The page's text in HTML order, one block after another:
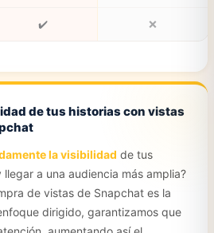
✔️ ❌
de tus historias con vistas
la visibilidad de tus
a una audiencia más amplia?
de vistas de Snapchat es la
dirigido, garantizamos que